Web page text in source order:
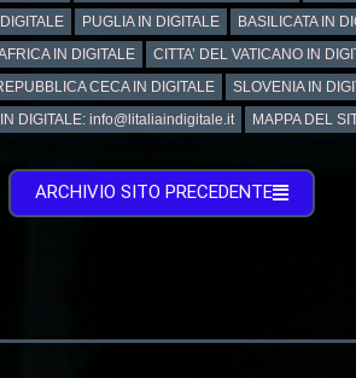
PUGLIA IN DIGITALE
BASILICATA IN
IN DIGITALE
CITTA’ DEL VATICANO IN
CECA IN DIGITALE
SLOVENIA IN
DIGITALE: info@litaliaindigitale.it MAPPA DEL
ARCHIVIO SITO PRECEDENTE